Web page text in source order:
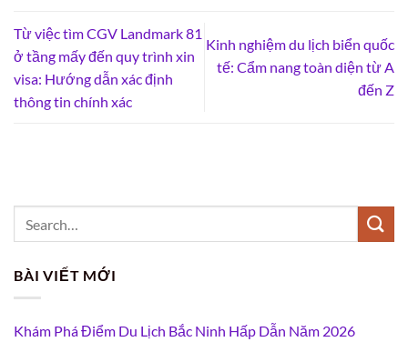
Từ việc tìm CGV Landmark 81
ở tầng mấy đến quy trình xin
visa: Hướng dẫn xác định
thông tin chính xác
Kinh nghiệm du lịch biển quốc
tế: Cẩm nang toàn diện từ A
đến Z
BÀI VIẾT MỚI
Khám Phá Điểm Du Lịch Bắc Ninh Hấp Dẫn Năm 2026